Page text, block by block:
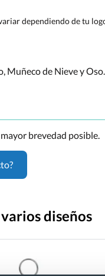
dependiendo de tu
Muñeco de Nieve y Oso.
brevedad posible.
diseños